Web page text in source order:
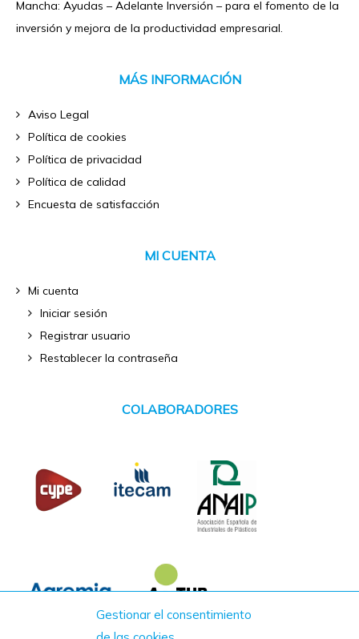
Gestionar el consentimiento
Mancha: Ayudas – Adelante Inversión – para el fomento de la
inversión y mejora de la productividad empresarial.
MÁS INFORMACIÓN
Aviso Legal
Política de cookies
Política de privacidad
Política de calidad
Encuesta de satisfacción
MI CUENTA
Mi cuenta
Iniciar sesión
Registrar usuario
Restablecer la contraseña
COLABORADORES